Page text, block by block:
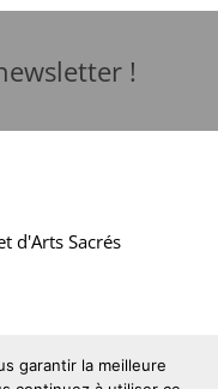
!
d'Arts Sacrés
Ouest
garantir la meilleure